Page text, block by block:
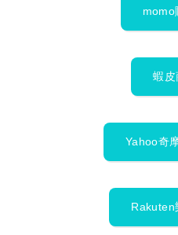
momo
蝦皮
Yahoo奇
Rakuten